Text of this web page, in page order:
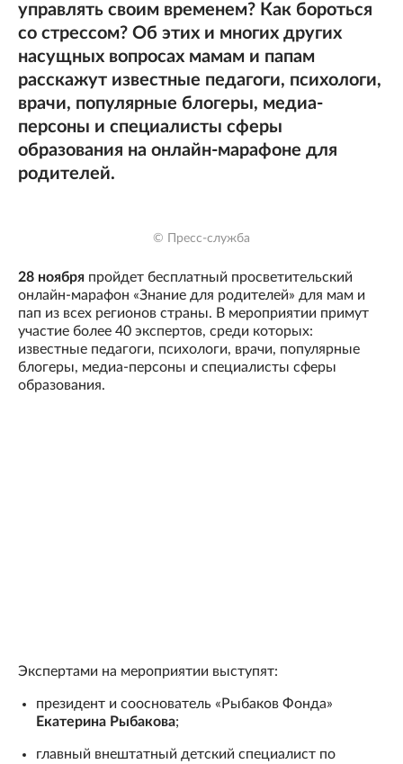
управлять своим временем? Как бороться
со стрессом? Об этих и многих других
насущных вопросах мамам и папам
расскажут известные педагоги, психологи,
врачи, популярные блогеры, медиа-
персоны и специалисты сферы
образования на онлайн-марафоне для
родителей.
© Пресс-служба
28 ноября пройдет бесплатный просветительский
онлайн-марафон «Знание для родителей» для мам и
пап из всех регионов страны. В мероприятии примут
участие более 40 экспертов, среди которых:
известные педагоги, психологи, врачи, популярные
блогеры, медиа-персоны и специалисты сферы
образования.
Экспертами на мероприятии выступят:
президент и сооснователь «Рыбаков Фонда»
Екатерина Рыбакова;
главный внештатный детский специалист по